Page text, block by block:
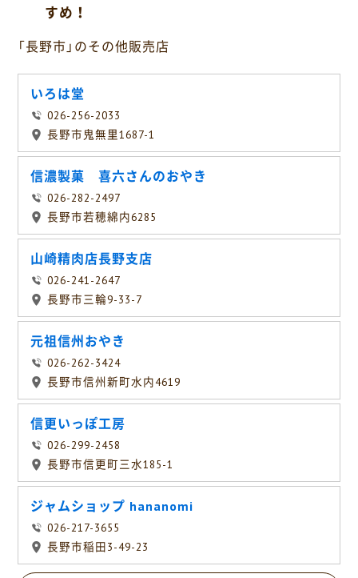
すめ！
「長野市」のその他販売店
いろは堂
026-256-2033
長野市鬼無里1687-1
信濃製菓 喜六さんのおやき
026-282-2497
長野市若穂綿内6285
山崎精肉店長野支店
026-241-2647
長野市三輪9-33-7
元祖信州おやき
026-262-3424
長野市信州新町水内4619
信更いっぽ工房
026-299-2458
長野市信更町三水185-1
ジャムショップ hananomi
026-217-3655
長野市稲田3-49-23